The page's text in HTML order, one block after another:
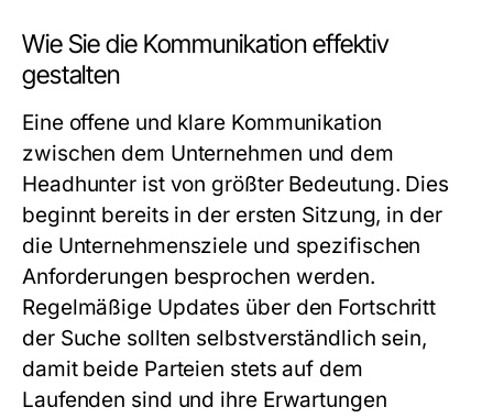
Wie Sie die Kommunikation effektiv
gestalten
Eine offene und klare Kommunikation
zwischen dem Unternehmen und dem
Headhunter ist von größter Bedeutung. Dies
beginnt bereits in der ersten Sitzung, in der
die Unternehmensziele und spezifischen
Anforderungen besprochen werden.
Regelmäßige Updates über den Fortschritt
der Suche sollten selbstverständlich sein,
damit beide Parteien stets auf dem
Laufenden sind und ihre Erwartungen